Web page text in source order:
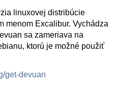
linuxovej distribúcie
menom Excalibur. Vychádza
sa zameriava na
ktorú je možné použiť
get-devuan